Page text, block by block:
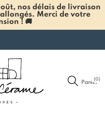
nos délais de livraison
Merci de votre
! 🚚
Panier
(0)